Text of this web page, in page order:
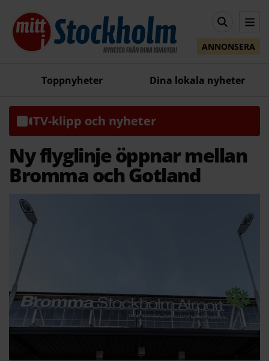
ANNONSERA
Toppnyheter Dina lokala nyheter
TV-klipp och nyheter
Ny flyglinje öppnar mellan
Bromma och Gotland